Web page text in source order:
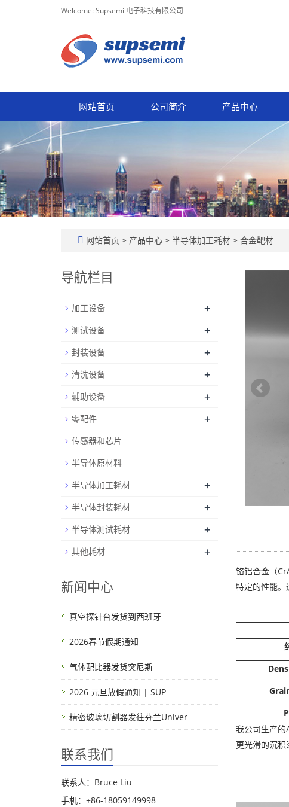
Welcome: Supsemi 电子科技有限公司
网站首页 公司简介 产品中心
网站首页 > 产品中心 > 半导体加工耗材 > 合金靶材
铬铝合金（
特定的性能。
我公司生产的
更光滑的沉积
导航栏目
加工设备 +
测试设备 +
封装设备 +
清洗设备 +
辅助设备 +
零配件 +
传感器和芯片
半导体原材料
半导体加工耗材
+
半导体封装耗材 +
半导体测试耗材 +
其他耗材 +
新闻中心
真空探针台发货到西班牙
2026春节假期通知
气体配比器发货突尼斯
2026 元旦放假通知 | SUP
精密玻璃切割器发往芬兰Univer
联系我们
联系人：Bruce Liu
手机：+86-18059149998